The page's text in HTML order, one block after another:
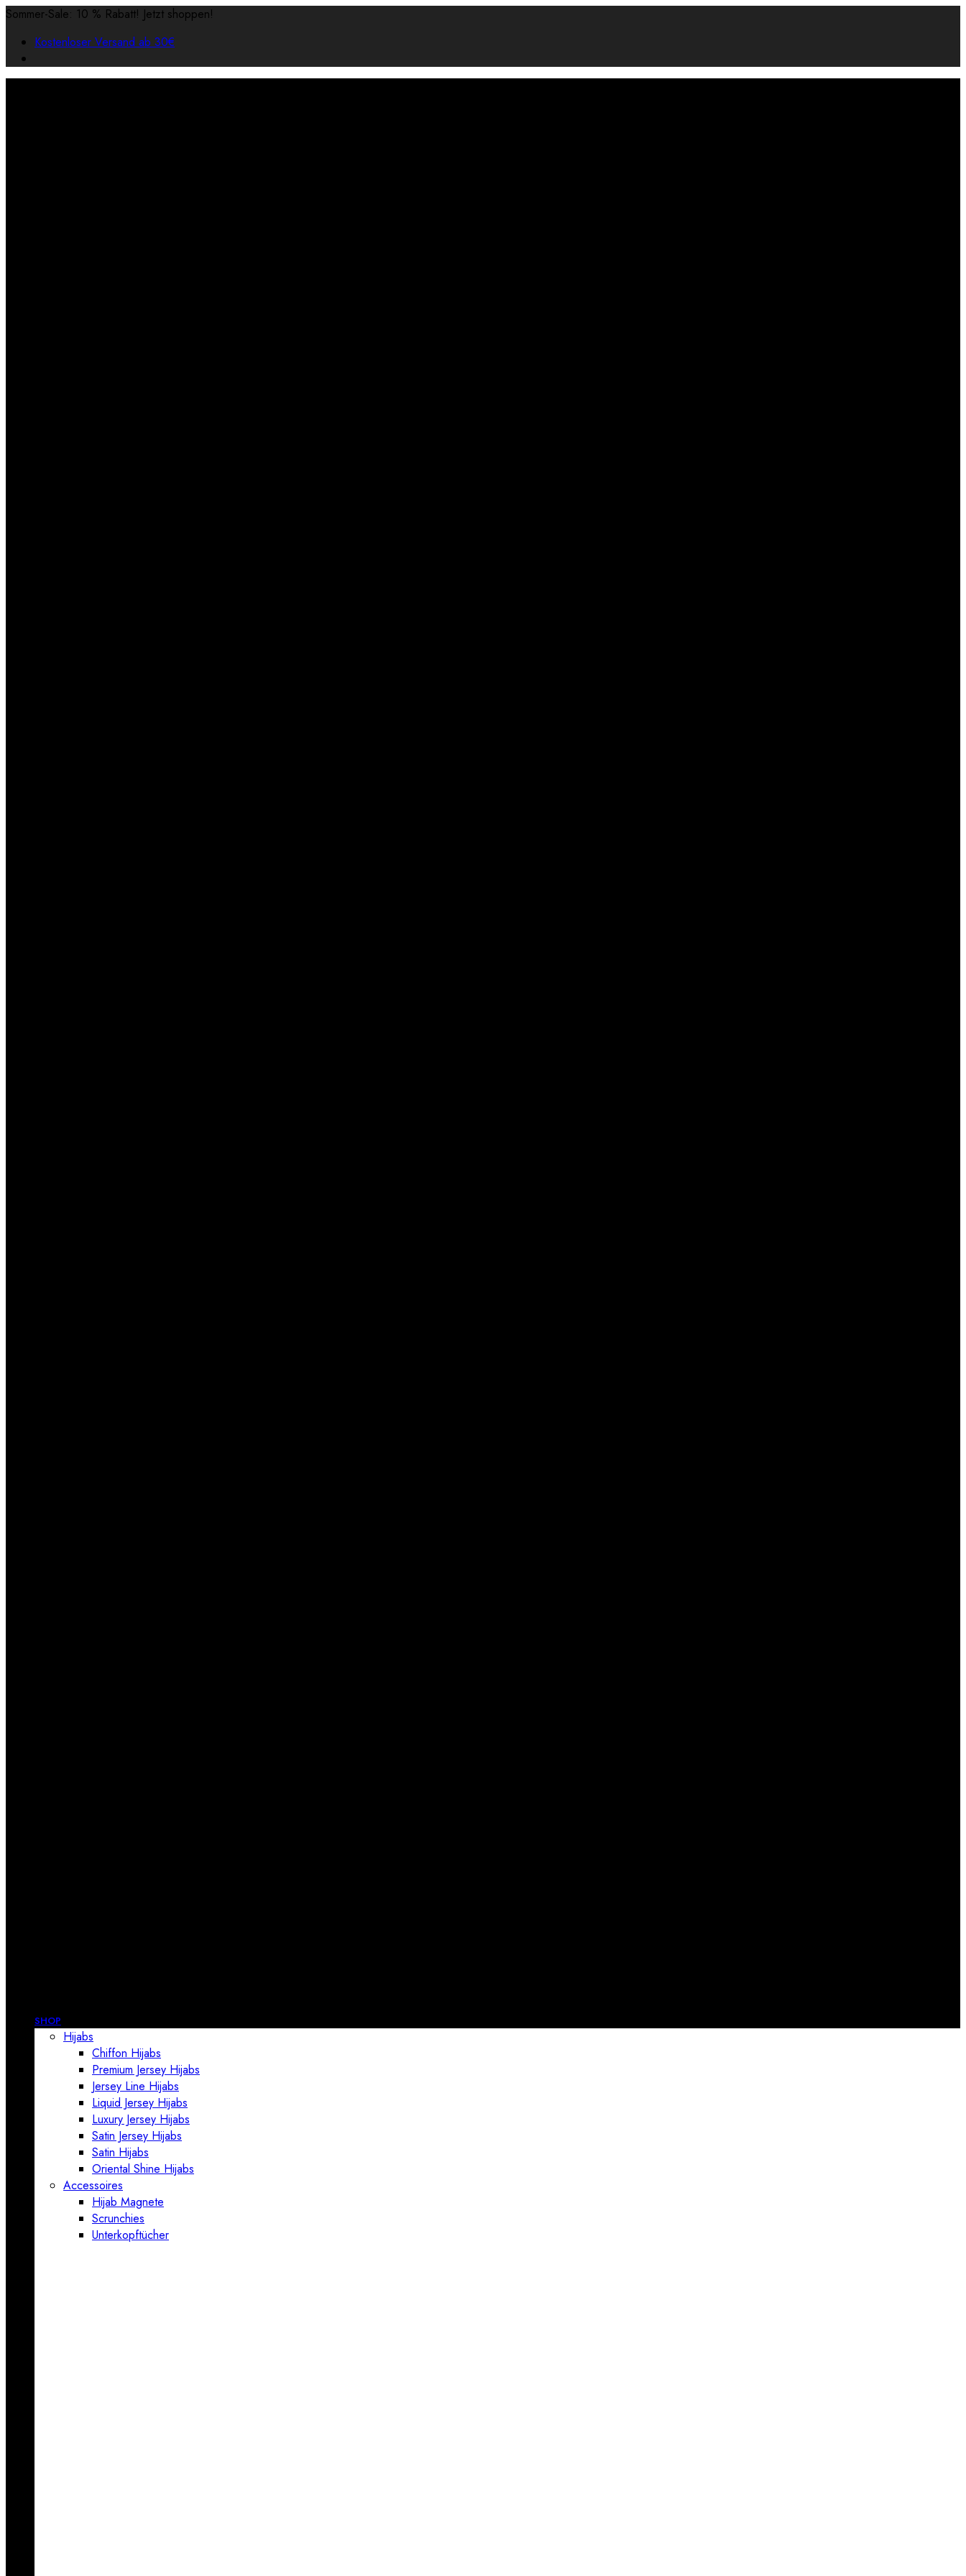
Sommer-Sale: 10 % Rabatt! Jetzt shoppen!
Kostenloser Versand ab 30€
SHOP
Hijabs
Chiffon Hijabs
Premium Jersey Hijabs
Jersey Line Hijabs
Liquid Jersey Hijabs
Luxury Jersey Hijabs
Satin Jersey Hijabs
Satin Hijabs
Oriental Shine Hijabs
Accessoires
Hijab Magnete
Scrunchies
Unterkopftücher